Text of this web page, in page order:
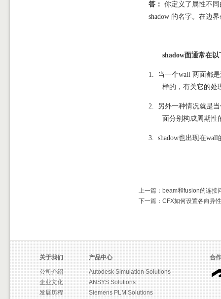
答： 你定义了属性不
shadow 的名字。 在边界
shadow面通常在以
1. 当一个wall 两面都
样的，有关它的处
2.
另外一种情况就是
面分别构成周期性
3. shadow也出现在wall
上一篇：beam和fusion的连接
下一篇：CFX如何设置各向异
关于我们
公司介绍
企业文化
发展历程
产品中心
Autodesk Simulation Solutions
ANSYS Solutions
Siemens PLM Solutions
合